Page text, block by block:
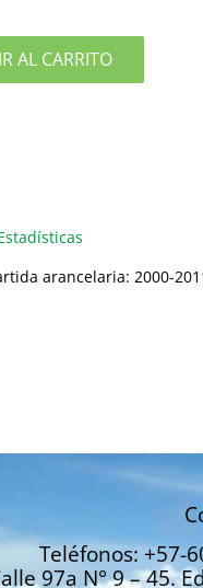
AL CARRITO
arancelaria: 2000-
Teléfonos: +57-
97a N° 9 – 45.